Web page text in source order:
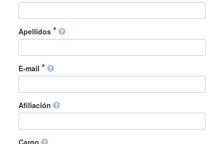
Apellidos
E-mail
Afiliación
Cargo